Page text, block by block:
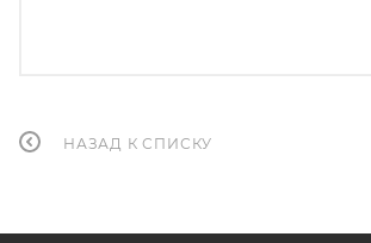
НАЗАД К СПИСКУ